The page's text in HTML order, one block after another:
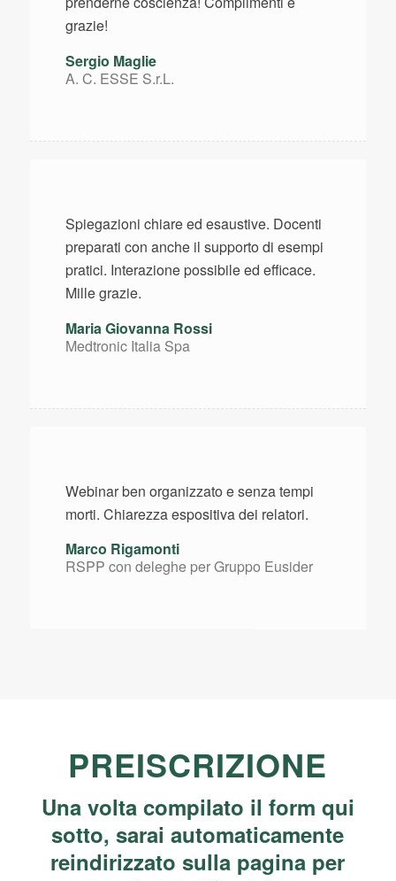
grazie!
Sergio Maglie
A. C. ESSE S.r.L.
Spiegazioni chiare ed esaustive. Docenti
preparati con anche il supporto di esempi
pratici. Interazione possibile ed efficace.
Mille grazie.
Maria Giovanna Rossi
Medtronic Italia Spa
Webinar ben organizzato e senza tempi
morti. Chiarezza espositiva dei relatori.
Marco Rigamonti
RSPP con deleghe per Gruppo Eusider
PREISCRIZIONE
Una volta compilato il form qui
sotto, sarai automaticamente
reindirizzato sulla pagina per